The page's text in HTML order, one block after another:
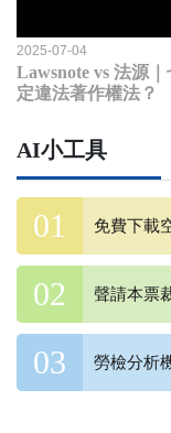
2025-07-04
Lawsnote vs 法源
定違法著作權法？
AI小工具
免費下載
聲請本票
勞檢分析